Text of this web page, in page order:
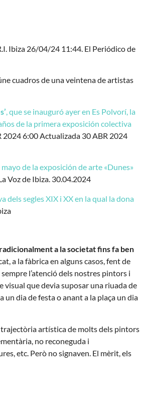
Ibiza 26/04/24 11:44. El Periódico de
cuadros de una veintena de artistas
, que se inauguró ayer en Es Polvorí, la
de la primera exposición colectiva
2024 6:00 Actualizada 30 ABR 2024
de la exposición de arte «Dunes»
Voz de Ibiza. 30.04.2024
dels segles XIX i XX en la qual la dona
a la societat fins fa ben
a la fàbrica en alguns casos, fent de
l’atenció dels nostres pintors i
visual que devia suposar una riuada de
dia de festa o anant a la plaça un dia
trajectòria artística de molts dels pintors
no reconeguda i
etc. Però no signaven. El mèrit, els